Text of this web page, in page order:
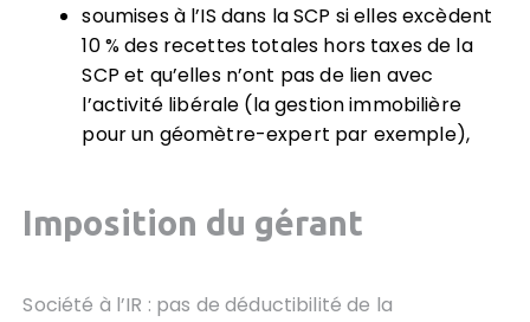
soumises à l’IS dans la SCP si elles excèdent
10 % des recettes totales hors taxes de la
SCP et qu’elles n’ont pas de lien avec
l’activité libérale (la gestion immobilière
pour un géomètre-expert par exemple),
Imposition du gérant
Société à l’IR : pas de déductibilité de la